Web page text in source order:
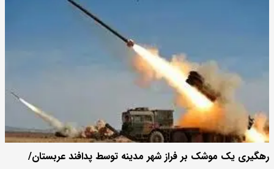
رهگیری یک موشک بر فراز شهر مدینه توسط پدافند عربستان/